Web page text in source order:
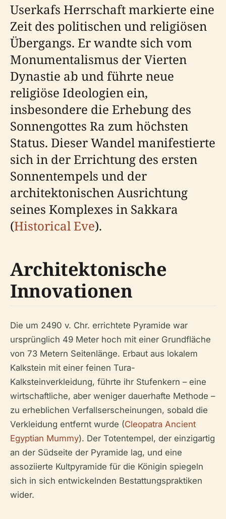
Userkafs Herrschaft markierte eine
Zeit des politischen und religiösen
Übergangs. Er wandte sich vom
Monumentalismus der Vierten
Dynastie ab und führte neue
religiöse Ideologien ein,
insbesondere die Erhebung des
Sonnengottes Ra zum höchsten
Status. Dieser Wandel manifestierte
sich in der Errichtung des ersten
Sonnentempels und der
architektonischen Ausrichtung
seines Komplexes in Sakkara
(Historical Eve).
Architektonische
Innovationen
Die um 2490 v. Chr. errichtete Pyramide war
ursprünglich 49 Meter hoch mit einer Grundfläche
von 73 Metern Seitenlänge. Erbaut aus lokalem
Kalkstein mit einer feinen Tura-
Kalksteinverkleidung, führte ihr Stufenkern – eine
wirtschaftliche, aber weniger dauerhafte Methode –
zu erheblichen Verfallserscheinungen, sobald die
Verkleidung entfernt wurde (Cleopatra Ancient
Egyptian Mummy). Der Totentempel, der einzigartig
an der Südseite der Pyramide lag, und eine
assoziierte Kultpyramide für die Königin spiegeln
sich in sich entwickelnden Bestattungspraktiken
wider.